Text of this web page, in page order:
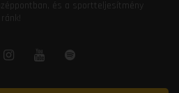
és a sportteljesítmény